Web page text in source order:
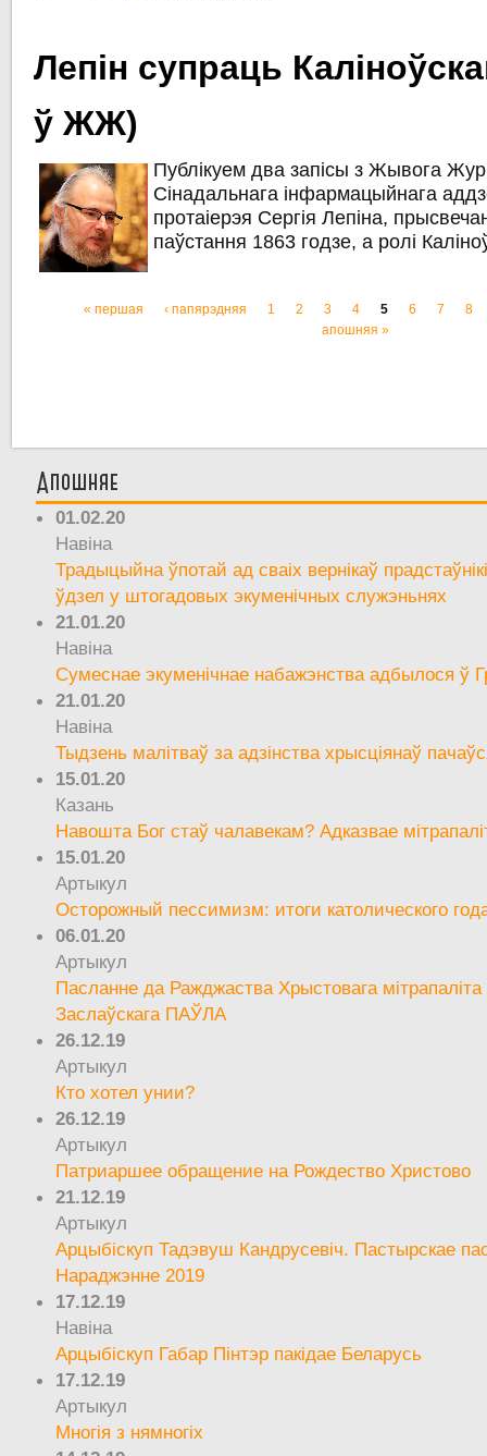
Лепін супраць
ў ЖЖ)
Публікуем два запісы з Жывога
Сінадальнага інфармацыйнага
протаіерэя Сергія Лепіна,
паўстання 1863 годзе, а ролі
Старонкі
« першая ‹ папярэдняя 1 2 3 4 5 6 7
8
апошняя »
Апошняе
01.02.20
Навіна
Традыцыйна ўпотай ад сваіх вернікаў
ўдзел у штогадовых экуменічных служэньнях
21.01.20
Навіна
Сумеснае экуменічнае набажэнства адбылося ў
21.01.20
Навіна
Тыдзень малітваў за адзінства хрысціянаў
15.01.20
Казань
Навошта Бог стаў чалавекам? Адказвае
15.01.20
Артыкул
Осторожный пессимизм: итоги католического
06.01.20
Артыкул
Пасланне да Ражджаства Хрыстовага мітрапаліта
Заслаўскага ПАЎЛА
26.12.19
Артыкул
Кто хотел унии?
26.12.19
Артыкул
Патриаршее обращение на Рождество Христово
21.12.19
Артыкул
Арцыбіскуп Тадэвуш Кандрусевіч. Пастырскае
Нараджэнне 2019
17.12.19
Навіна
Арцыбіскуп Габар Пінтэр пакідае Беларусь
17.12.19
Артыкул
Многія з нямногіх